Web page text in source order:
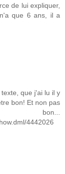
de lui expliquer,
que 6 ans, il a
que j'ai lu il y
bon! Et non pas
bon...
4442026